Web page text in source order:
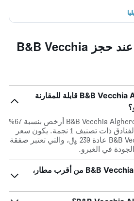
الأسئلة الشائعة عند حجز B&B Vecchia
هل الأسعار في B&B Vecchia Alghero قابلة للمقارنة
متوسط سعر الليلة في B&B Vecchia Alghero أرخص بنسبة 67%
عن الوسطي في الغيرو لفنادق ذات تصنيف 1 نجمة. يكون سعر
الليلة في B&B Vecchia Alghero عادة 239 ﷼، والتي تعتبر صفقة
في الغيرو.
ما مدى قرب B&B Vecchia Alghero من أقرب مطار،